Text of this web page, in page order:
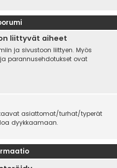
liittyvät aiheet
ja sivustoon liittyen. Myös
parannusehdotukset ovat
asiattomat/turhat/typerät
dyykkaamaan.